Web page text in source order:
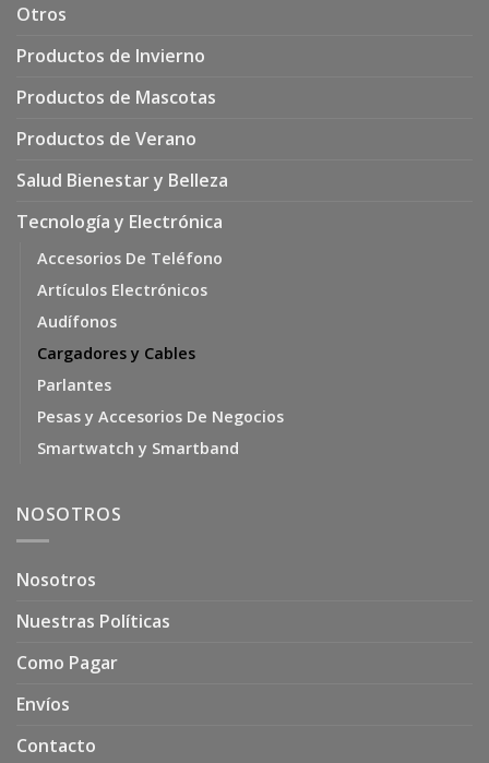
Otros
Productos de Invierno
Productos de Mascotas
Productos de Verano
Salud Bienestar y Belleza
Tecnología y Electrónica
Accesorios De Teléfono
Artículos Electrónicos
Audífonos
Cargadores y Cables
Parlantes
Pesas y Accesorios De Negocios
Smartwatch y Smartband
NOSOTROS
Nosotros
Nuestras Políticas
Como Pagar
Envíos
Contacto